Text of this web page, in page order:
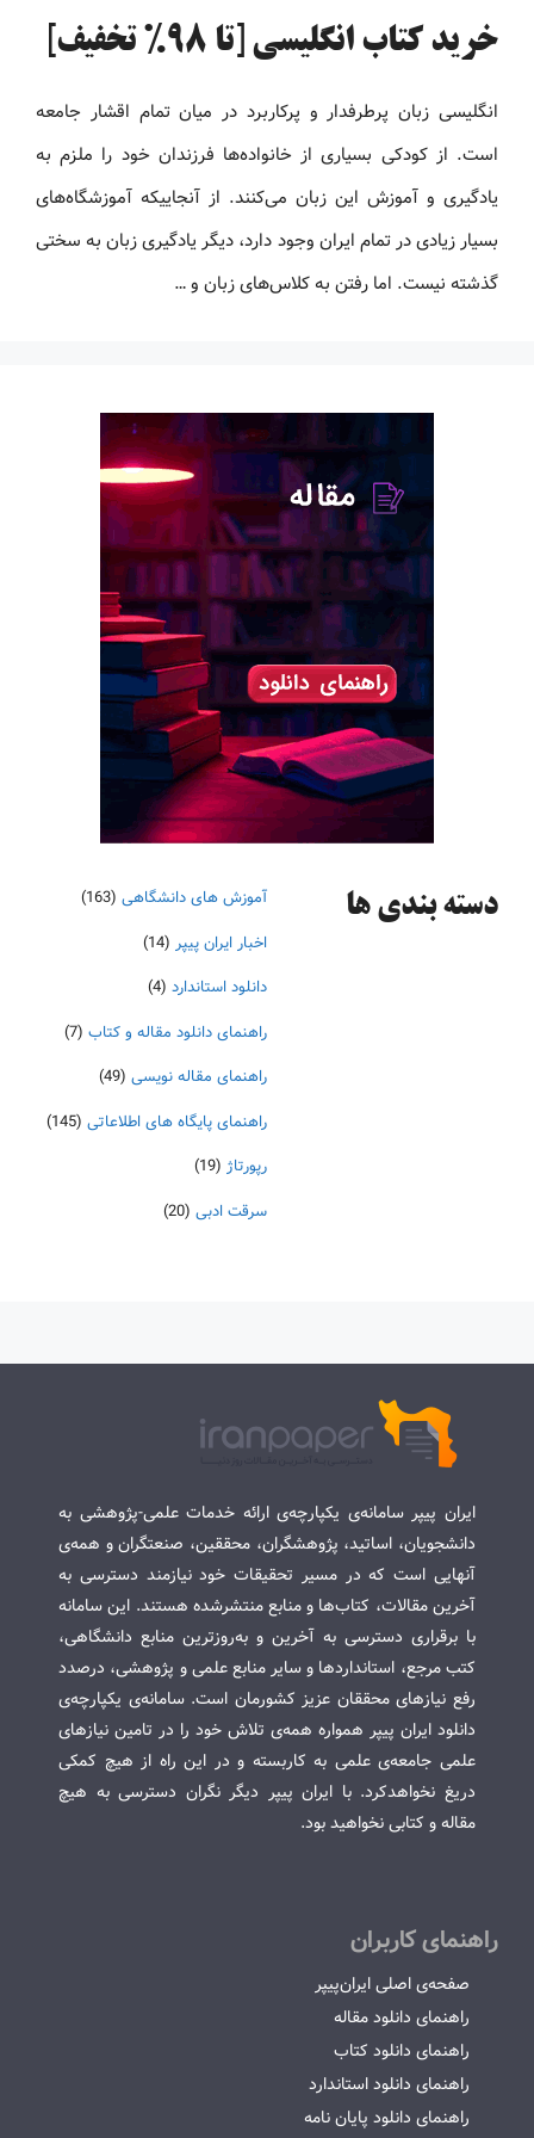
خرید کتاب انگلیسی [تا 98% تخفیف]
انگلیسی زبان پرطرفدار و پرکاربرد در میان تمام اقشار جامعه
است. از کودکی بسیاری از خانواده‌ها فرزندان خود را ملزم به
یادگیری و آموزش این زبان می‌کنند. از آنجاییکه آموزشگاه‌های
بسیار زیادی در تمام ایران وجود دارد، دیگر یادگیری زبان به سختی
گذشته نیست. اما رفتن به کلاس‌های زبان و …
دسته‌ بندی ها آموزش های دانشگاهی (163)
اخبار ایران پیپر (14)
دانلود استاندارد (4)
راهنمای دانلود مقاله و کتاب (7)
راهنمای مقاله نویسی (49)
راهنمای پایگاه های اطلاعاتی (145)
رپورتاژ (19)
سرقت ادبی (20)
ایران پیپر سامانه‌ی یکپارچه‌ی ارائه خدمات علمی-پژوهشی به
دانشجویان، اساتید، پژوهشگران، محققین، صنعتگران و همه‌ی
آنهایی است که در مسیر تحقیقات خود نیازمند دسترسی به
آخرین مقالات، کتاب‌ها و منابع منتشرشده هستند. این سامانه
با برقراری دسترسی به آخرین و به‌روزترین منابع دانشگاهی،
کتب مرجع، استانداردها و سایر منابع علمی و پژوهشی، درصدد
رفع نیازهای محققان عزیز کشورمان است. سامانه‌ی یکپارچه‌ی
دانلود ایران پیپر همواره همه‌ی تلاش خود را در تامین نیازهای
علمی جامعه‌ی علمی به کاربسته و در این راه از هیچ کمکی
دریغ نخواهدکرد. با ایران پیپر دیگر نگران دسترسی به هیچ
مقاله و کتابی نخواهید بود.
راهنمای کاربران
صفحه‌ی اصلی ایران‌پیپر
راهنمای دانلود مقاله
راهنمای دانلود کتاب
راهنمای دانلود استاندارد
راهنمای دانلود پایان نامه